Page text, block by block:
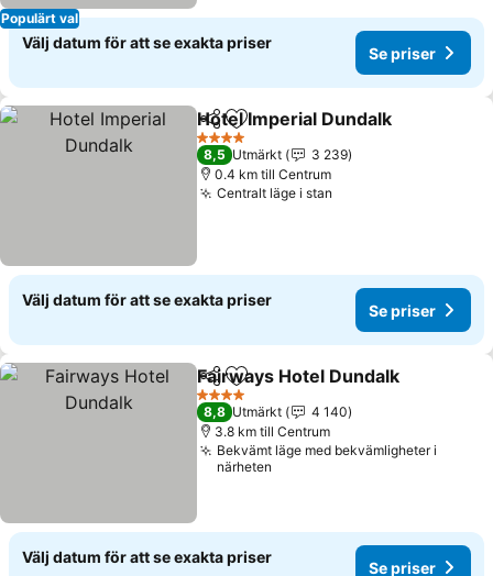
Populärt val
Välj datum för att se exakta priser
Se priser
Dela Lägg till i Mina Favoriter
Hotel Imperial Dundalk
4 Stjärnor
8,5 Utmärkt
3 239
0.4 km till Centrum
Centralt läge i stan
Välj datum för att se exakta priser
Se priser
Dela Lägg till i Mina Favoriter
Fairways Hotel Dundalk
4 Stjärnor
8,8 Utmärkt
4 140
3.8 km till Centrum
Bekvämt läge med bekvämligheter i
närheten
Välj datum för att se exakta priser
Se priser